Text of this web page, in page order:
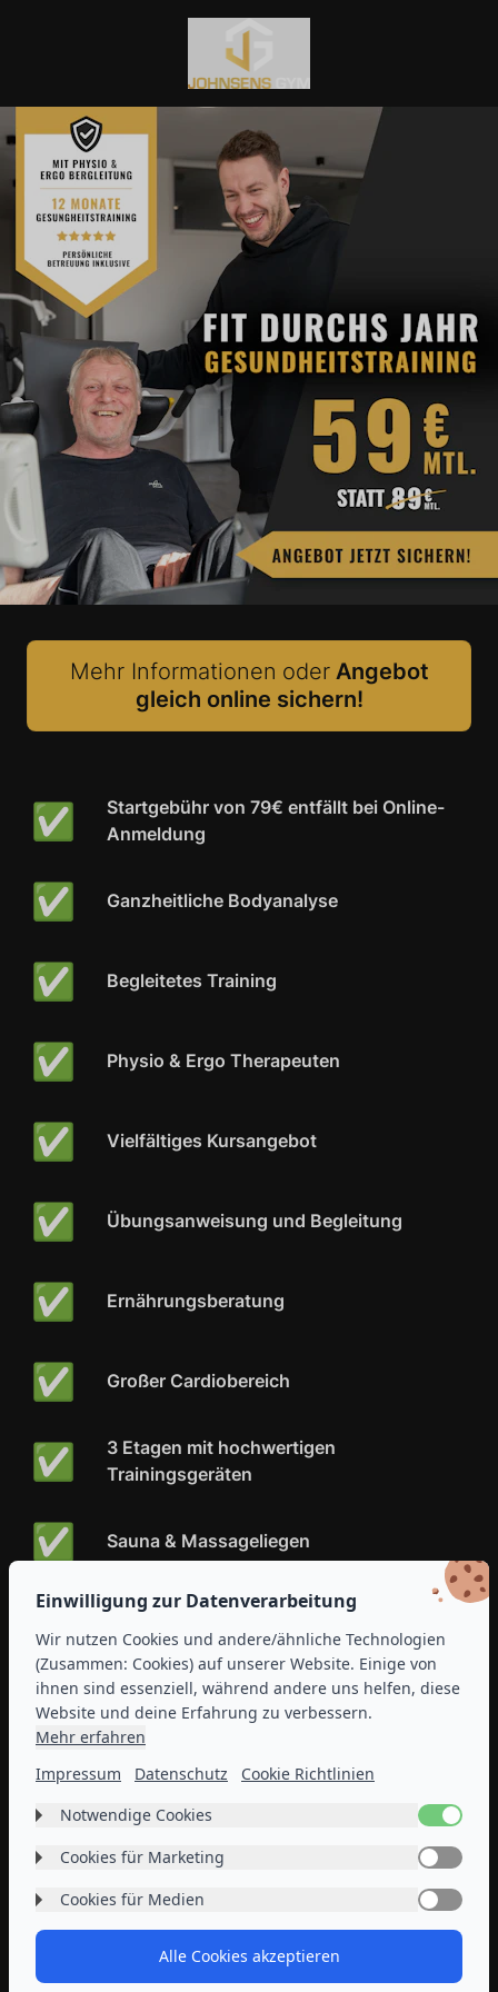
Mehr Informationen oderAngebot
gleich online sichern!
✅ Startgebühr von 79€ entfällt bei Online-
Anmeldung
✅ Ganzheitliche Bodyanalyse
✅ Begleitetes Training
✅ Physio & Ergo Therapeuten
✅ Vielfältiges Kursangebot
✅ Übungsanweisung und Begleitung
✅ Ernährungsberatung
✅ Großer Cardiobereich
✅
3 Etagen mit hochwertigen
Trainingsgeräten
✅ Sauna & Massageliegen
✅
✅ Freie Parkplätze
✅ Getränkeflatrate
Mehr Informationen
Angebot
gleich online sichern!
Einwilligung zur Datenverarbeitung
Wir nutzen Cookies und andere/ähnliche Technologien
(Zusammen: Cookies) auf unserer Website. Einige von
ihnen sind essenziell, während andere uns helfen, diese
Website und deine Erfahrung zu verbessern.
Mehr erfahren
Impressum
Datenschutz
Cookie Richtlinien
Notwendige Cookies
Label
Diese Cookies sind unerlässlich, damit du die
können nicht abgeschaltet werden. Sie werden als
Antwort auf Anfragen von dir gesetzt, wie z.B. das
Einstellen deiner Datenschutzeinstellungen, das
Einloggen oder das Ausfüllen von Formularen. Hier
Cookies für Marketing Label
Diese Cookies ermöglichen es dem Betreiber dieser
und die Verkaufs- und Marketinginteraktionen mit
ihnen zu personalisieren. Basierend auf den von uns
Cookies für Medien Label
Website, Inhalte von Videoplattformen und Social-
Alle Cookies akzeptieren